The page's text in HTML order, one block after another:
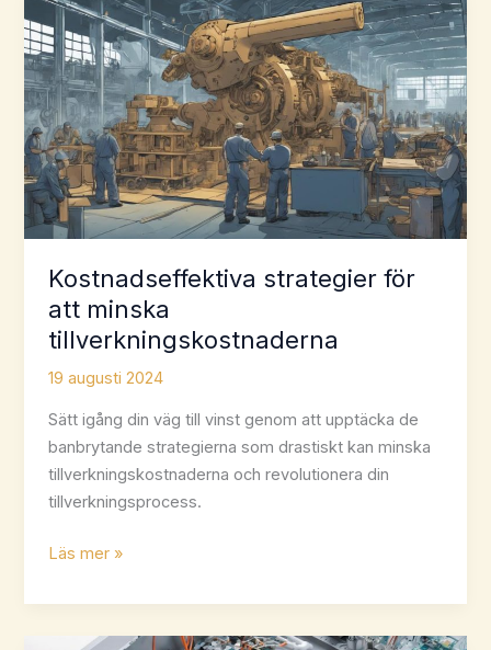
Kostnadseffektiva strategier för
att minska
tillverkningskostnaderna
19 augusti 2024
Sätt igång din väg till vinst genom att upptäcka de
banbrytande strategierna som drastiskt kan minska
tillverkningskostnaderna och revolutionera din
tillverkningsprocess.
Kostnadseffektiva
för
Läs mer »